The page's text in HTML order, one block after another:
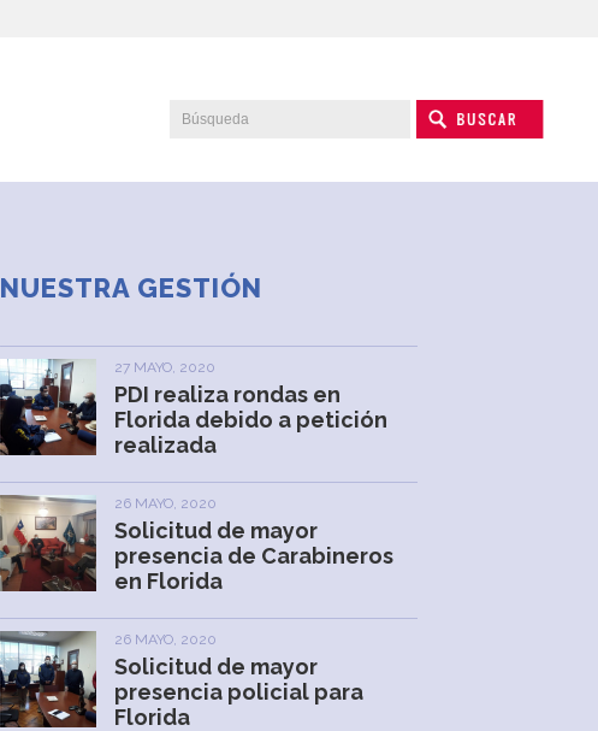
NUESTRA GESTIÓN
27 MAYO, 2020
PDI realiza rondas en
Florida debido a petición
realizada
26 MAYO, 2020
Solicitud de mayor
presencia de Carabineros
en Florida
26 MAYO, 2020
Solicitud de mayor
presencia policial para
Florida